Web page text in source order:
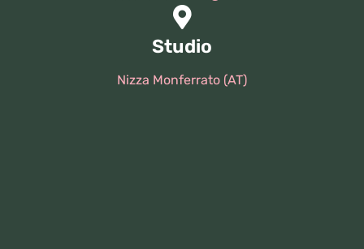
Studio
Nizza Monferrato (AT)